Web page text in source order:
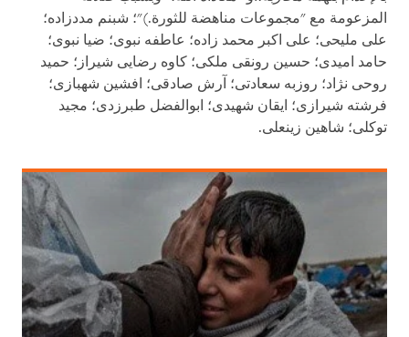
المزعومة مع "مجموعات مناهضة للثورة.)"؛ شبنم مددزاده؛
علی ملیحی؛ علی اکبر محمد زاده؛ عاطفه نبوی؛ ضیا نبوی؛
حامد امیدی؛ حسین رونقی ملکی؛ کاوه رضایی شیراز؛ حمید
روحی نژاد؛ روزبه سعادتی؛ آرش صادقی؛ افشین شهبازی؛
فرشته شیرازی؛ ایقان شهیدی؛ ابوالفضل طبرزدی؛ مجید
توکلی؛ شاهین زینعلی.